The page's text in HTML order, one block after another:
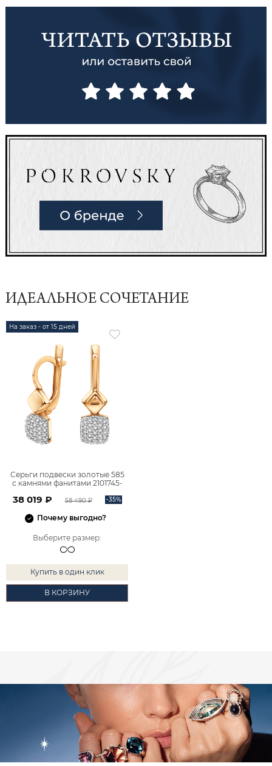
ИДЕАЛЬНОЕ СОЧЕТАНИЕ
На заказ - от 15 дней
Серьги подвески золотые 585
с камнями фанитами 2101745-
38 019 ₽ 58 490 ₽ -35%
Почему выгодно?
Выберите размер:
Купить в один клик
В КОРЗИНУ